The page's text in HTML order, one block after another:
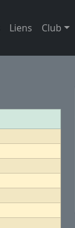
Liens Club